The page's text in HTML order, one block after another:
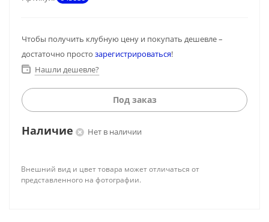
Чтобы получить клубную цену и покупать дешевле –
достаточно просто зарегистрироваться!
Нашли дешевле?
Под заказ
Наличие Нет в наличии
Внешний вид и цвет товара может отличаться от
представленного на фотографии.